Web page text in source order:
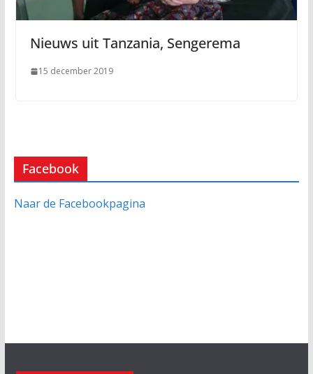
Nieuws uit Tanzania, Sengerema
15 december 2019
Facebook
Naar de Facebookpagina